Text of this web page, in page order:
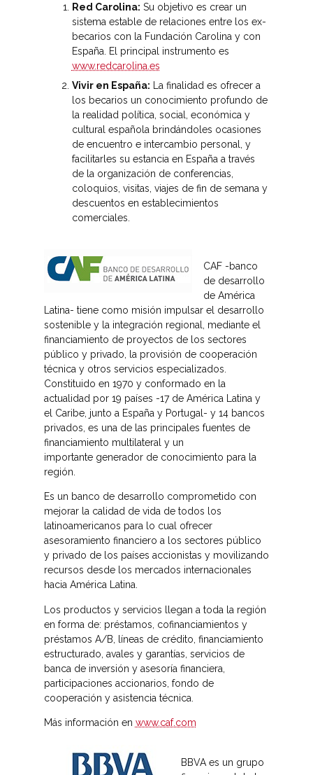
Red Carolina: Su objetivo es crear un
sistema estable de relaciones entre los ex-
becarios con la Fundación Carolina y con
España. El principal instrumento es
www.redcarolina.es
Vivir en España: La finalidad es ofrecer a
los becarios un conocimiento profundo de
la realidad política, social, económica y
cultural española brindándoles ocasiones
de encuentro e intercambio personal, y
facilitarles su estancia en España a través
de la organización de conferencias,
coloquios, visitas, viajes de fin de semana y
descuentos en establecimientos
comerciales.
CAF -banco
de desarrollo
de América
Latina- tiene como misión impulsar el desarrollo
sostenible y la integración regional, mediante el
financiamiento de proyectos de los sectores
público y privado, la provisión de cooperación
técnica y otros servicios especializados.
Constituido en 1970 y conformado en la
actualidad por 19 países -17 de América Latina y
el Caribe, junto a España y Portugal- y 14 bancos
privados, es una de las principales fuentes de
financiamiento multilateral y un
importante generador de conocimiento para la
región.
Es un banco de desarrollo comprometido con
mejorar la calidad de vida de todos los
latinoamericanos para lo cual ofrecer
asesoramiento financiero a los sectores público
y privado de los países accionistas y movilizando
recursos desde los mercados internacionales
hacia América Latina.
Los productos y servicios llegan a toda la región
en forma de: préstamos, cofinanciamientos y
préstamos A/B, líneas de crédito, financiamiento
estructurado, avales y garantías, servicios de
banca de inversión y asesoría financiera,
participaciones accionarios, fondo de
cooperación y asistencia técnica.
Más información en www.caf.com
BBVA es un grupo